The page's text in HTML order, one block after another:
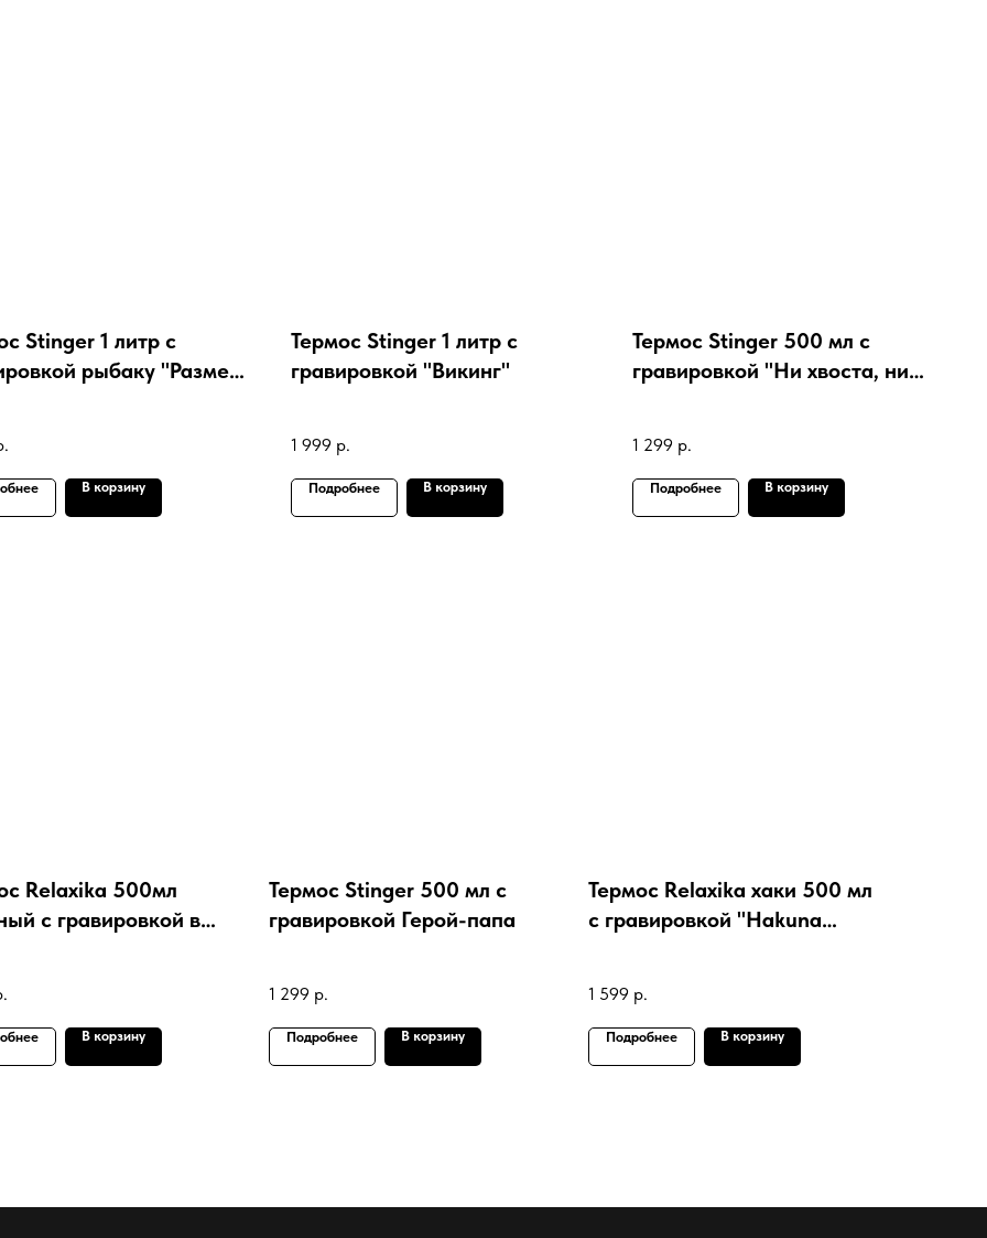
Stinger 1 литр с
рыбаку "Размер
В корзину
Термос Stinger 1 литр с
гравировкой "Викинг"
1 999 р.
Подробнее В корзину
Термос Stinger 500 мл с
гравировкой "Ни хвоста, ни
1 299 р.
Подробнее В корзину
Relaxika 500мл
с гравировкой в
В корзину
Термос Stinger 500 мл с
гравировкой Герой-папа
1 299 р.
Подробнее В корзину
Термос Relaxika хаки 500 мл
с гравировкой "Hakuna
1 599 р.
Подробнее В корзину